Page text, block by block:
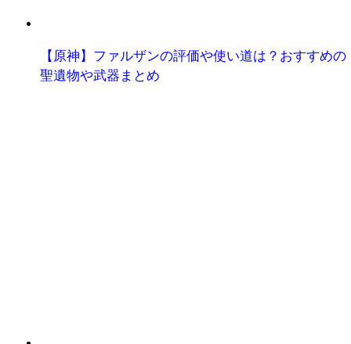
【原神】ファルザンの評価や使い道は？おすすめの
聖遺物や武器まとめ